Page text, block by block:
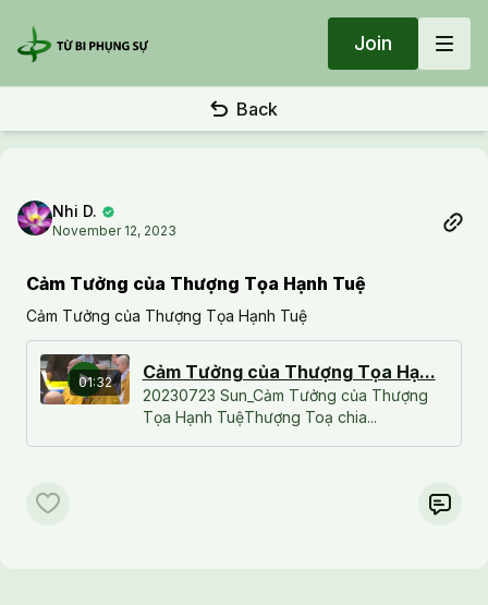
Join
Back
Nhi D.
November 12, 2023
Cảm Tưởng của Thượng Tọa Hạnh Tuệ
Cảm Tưởng của Thượng Tọa Hạnh Tuệ
01:32 Cảm Tưởng của Thượng Tọa Hạ...
20230723 Sun_Cảm Tưởng của Thượng
Tọa Hạnh TuệThượng Toạ chia...